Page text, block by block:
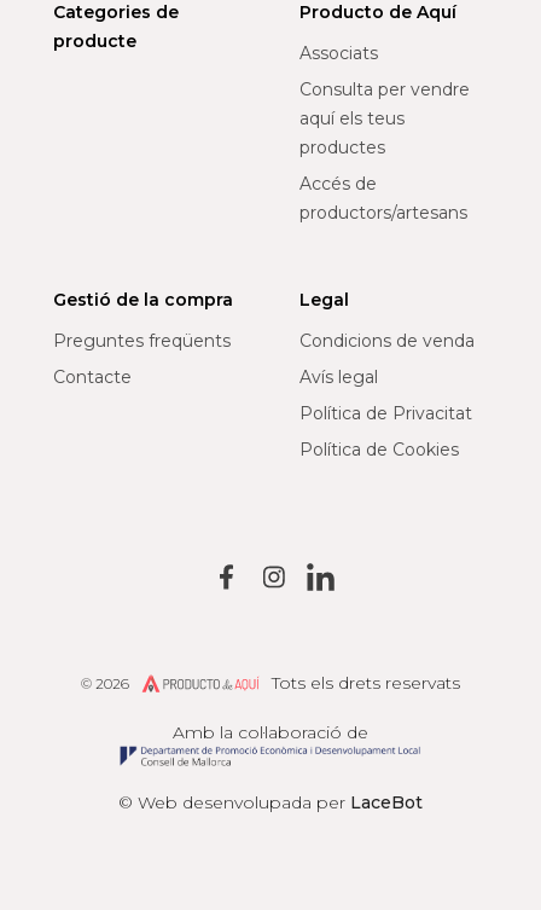
Categories de
producte
Producto de Aquí
Associats
Consulta per vendre
aquí els teus
productes
Accés de
productors/artesans
Gestió de la compra
Preguntes freqüents
Contacte
Legal
Condicions de venda
Avís legal
Política de Privacitat
Política de Cookies
© Web desenvolupada per LaceBot
Amb la col·laboració de
© 2026 Producto de AquíTots els drets reservats